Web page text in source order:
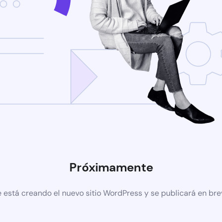
Próximamente
está creando el nuevo sitio WordPress y se publicará en